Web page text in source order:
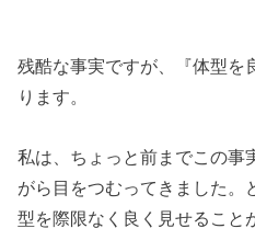
残酷な事実ですが、『体型を
ります。
私は、ちょっと前までこの事
がら目をつむってきました。
型を際限なく良く見せること